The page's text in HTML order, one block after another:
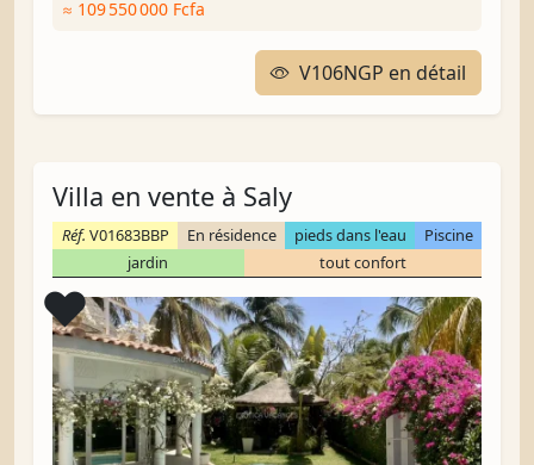
≈ 109 550 000 Fcfa
V106NGP en détail
Villa en vente à Saly
Réf. V01683BBP En résidence pieds dans l'eau
Piscine
jardin
tout confort
❤️Coup de cœur